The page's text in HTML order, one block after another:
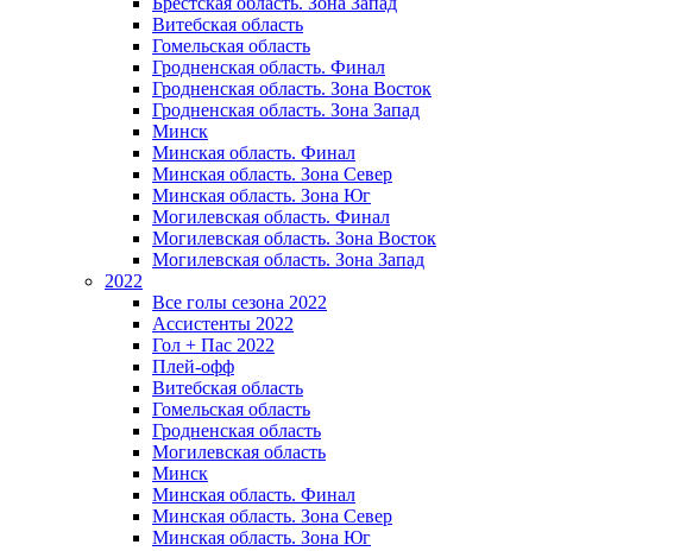
Витебская область
Гомельская область
Гродненская область. Финал
Гродненская область. Зона Восток
Гродненская область. Зона Запад
Минск
Минская область. Финал
Минская область. Зона Север
Минская область. Зона Юг
Могилевская область. Финал
Могилевская область. Зона Восток
Могилевская область. Зона Запад
2022
Все голы сезона 2022
Ассистенты 2022
Гол + Пас 2022
Плей-офф
Витебская область
Гомельская область
Гродненская область
Могилевская область
Минск
Mинская область. Финал
Минская область. Зона Север
Минская область. Зона Юг